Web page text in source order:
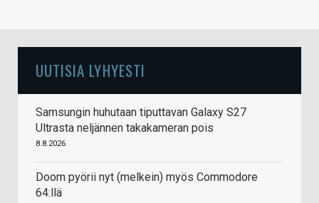
UUTISIA LYHYESTI
Samsungin huhutaan tiputtavan Galaxy S27
Ultrasta neljännen takakameran pois
8.8.2026
Doom pyörii nyt (melkein) myös Commodore
64:llä